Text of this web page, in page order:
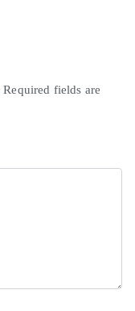
Required fields are